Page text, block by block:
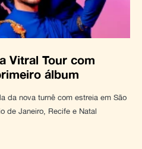
Vitral Tour com
álbum
da nova turnê com estreia em São
de Janeiro, Recife e Natal